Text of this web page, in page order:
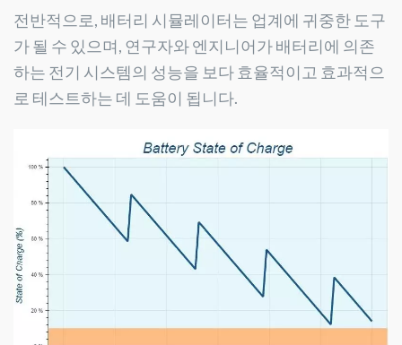
전반적으로, 배터리 시뮬레이터는 업계에 귀중한 도구
가 될 수 있으며, 연구자와 엔지니어가 배터리에 의존
하는 전기 시스템의 성능을 보다 효율적이고 효과적으
로 테스트하는 데 도움이 됩니다.